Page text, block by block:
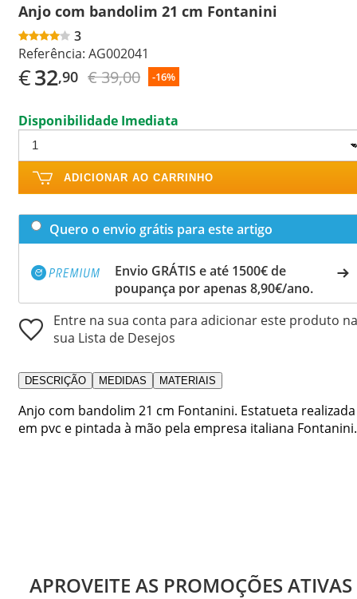
Anjo com bandolim 21 cm Fontanini
3
Referência: AG002041
€32,90 € 39,00 -16%
Disponibilidade Imediata
ADICIONAR AO CARRINHO
Quero o envio grátis para este artigo
Envio GRÁTIS e até 1500€ de
poupança por apenas 8,90€/ano.
Entre na sua conta para adicionar este produto na
sua Lista de Desejos
DESCRIÇÃO MEDIDAS MATERIAIS
Anjo com bandolim 21 cm Fontanini. Estatueta realizada
em pvc e pintada à mão pela empresa italiana Fontanini.
APROVEITE AS PROMOÇÕES ATIVAS